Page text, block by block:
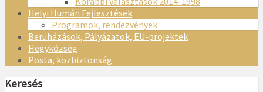
Helyi Humán Fejlesztések
Programok, rendezvények
Beruházások, Pályázatok, EU-projektek
Hegyközség
Posta, közbiztonság
Keresés